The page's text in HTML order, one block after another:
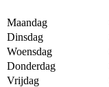
Maandag
Dinsdag
Woensdag
Donderdag
Vrijdag